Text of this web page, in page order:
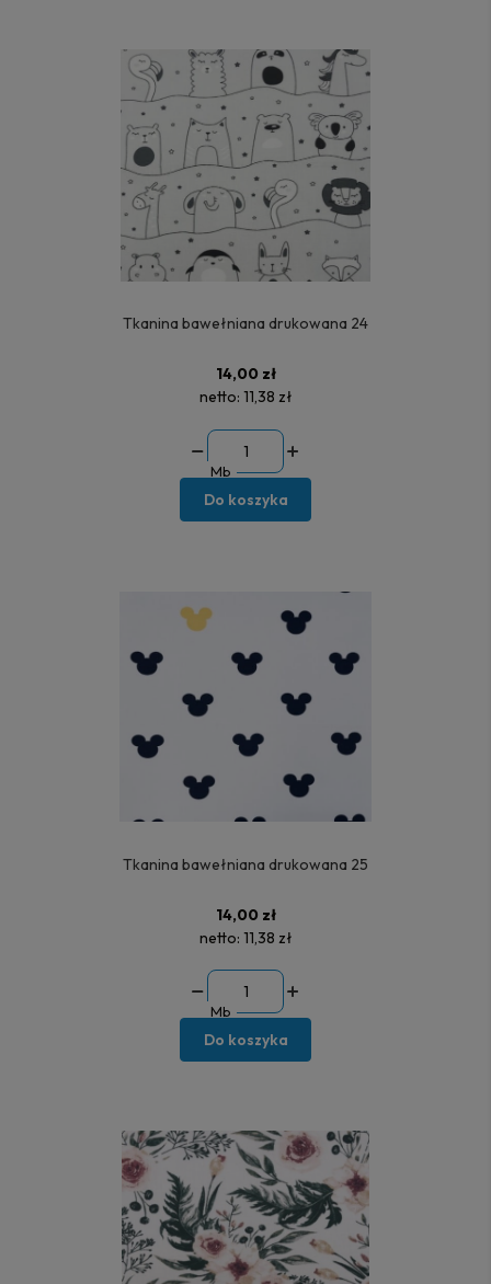
Tkanina bawełniana drukowana 24
14,00 zł
netto: 11,38 zł
Mb
Do koszyka
Tkanina bawełniana drukowana 25
14,00 zł
netto: 11,38 zł
Mb
Do koszyka